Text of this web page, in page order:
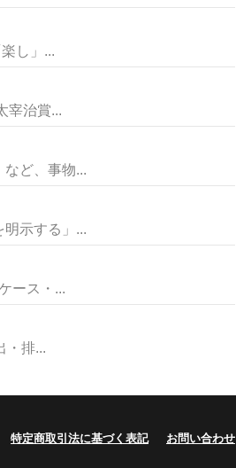
し」...
治賞...
ど、事物...
示する」...
ース・...
排...
特定商取引法に基づく表記 お問い合わせ